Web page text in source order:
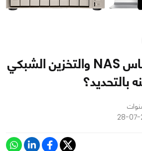
ما هي أجهزة الناس NAS والتخزين الشبكي
بالتحديد؟